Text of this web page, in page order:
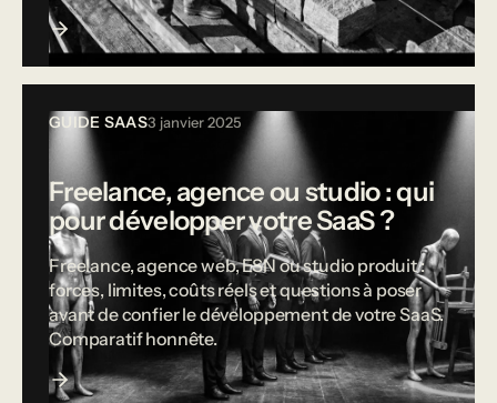
GUIDE SAAS3 janvier 2025
Freelance, agence ou studio : qui
pour développer votre SaaS ?
Freelance, agence web, ESN ou studio produit :
forces, limites, coûts réels et questions à poser
avant de confier le développement de votre SaaS.
Comparatif honnête.